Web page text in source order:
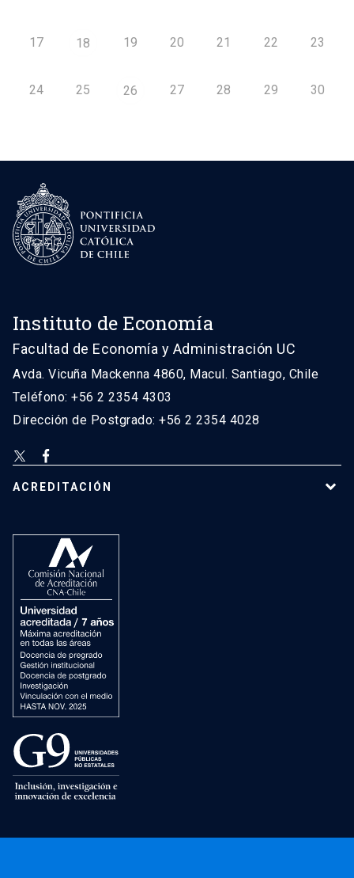
17 18 19 20 21 22 23
24 25 26 27 28 29 30
Instituto de Economía
Facultad de Economía y Administración UC
Avda. Vicuña Mackenna 4860, Macul. Santiago, Chile
Teléfono: +56 2 2354 4303
Dirección de Postgrado: +56 2 2354 4028
ACREDITACIÓN